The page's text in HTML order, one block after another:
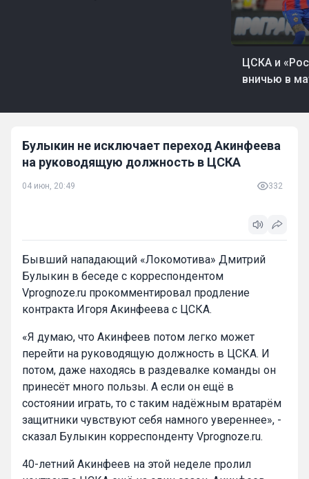
ЦСКА и
вничью в
Булыкин не исключает переход Акинфеева
на руководящую должность в ЦСКА
04 июн, 20:49 332
Бывший нападающий «Локомотива» Дмитрий
Булыкин в беседе с корреспондентом
Vprognoze.ru прокомментировал продление
контракта Игоря Акинфеева с ЦСКА.
«Я думаю, что Акинфеев потом легко может
перейти на руководящую должность в ЦСКА. И
потом, даже находясь в раздевалке команды он
принесёт много пользы. А если он ещё в
состоянии играть, то с таким надёжным вратарём
защитники чувствуют себя намного увереннее», -
сказал Булыкин корреспонденту Vprognoze.ru.
40-летний Акинфеев на этой неделе пролил